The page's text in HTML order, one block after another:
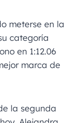
meterse en la
categoría
en 1:12.06
marca de
la segunda